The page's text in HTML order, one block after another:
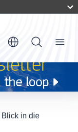
Menu
Blick in die